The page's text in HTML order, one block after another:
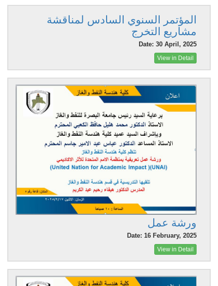
المؤتمر السنوي السادس لمناقشة
مشاريع التخرج
Date: 30 April, 2025
View in Detail
ورشة عمل
Date: 16 February, 2025
View in Detail